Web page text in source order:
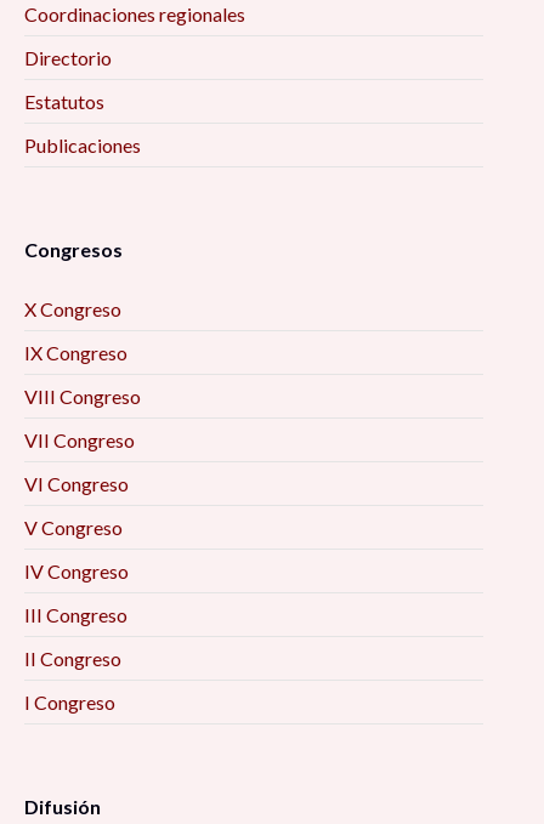
Coordinaciones regionales
Directorio
Estatutos
Publicaciones
Congresos
X Congreso
IX Congreso
VIII Congreso
VII Congreso
VI Congreso
V Congreso
IV Congreso
III Congreso
II Congreso
I Congreso
Difusión